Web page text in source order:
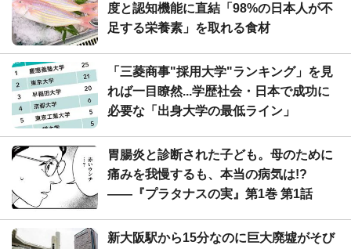
度と認知機能に直結「98%の日本人が不
足する栄養素」を取れる食材
「三菱商事"採用大学"ランキング」を見
れば一目瞭然...学歴社会・日本で成功に
必要な「出身大学の最低ライン」
胃腸炎と診断された子ども。母のために
痛みを我慢するも、本当の病気は!?
――『プラタナスの実』第1巻 第1話
新大阪駅から15分なのに巨大廃墟がそび